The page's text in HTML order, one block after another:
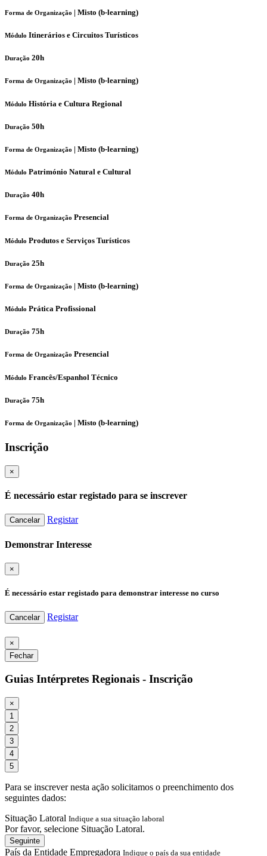
Forma de Organização | Misto (b-learning)
Módulo Itinerários e Circuitos Turísticos
Duração 20h
Forma de Organização | Misto (b-learning)
Módulo História e Cultura Regional
Duração 50h
Forma de Organização | Misto (b-learning)
Módulo Património Natural e Cultural
Duração 40h
Forma de Organização Presencial
Módulo Produtos e Serviços Turísticos
Duração 25h
Forma de Organização | Misto (b-learning)
Módulo Prática Profissional
Duração 75h
Forma de Organização Presencial
Módulo Francês/Espanhol Técnico
Duração 75h
Forma de Organização | Misto (b-learning)
Inscrição
×
É necessário estar registado para se inscrever
Cancelar Registar
Demonstrar Interesse
×
É necessário estar registado para demonstrar interesse no curso
Cancelar Registar
×
Fechar
Guias Intérpretes Regionais - Inscrição
×
1
2
3
4
5
Para se inscrever nesta ação solicitamos o preenchimento dos
seguintes dados:
Situação Latoral Indique a sua situação laboral
Por favor, selecione Situação Latoral.
Seguinte
País da Entidade Empregadora Indique o país da sua entidade